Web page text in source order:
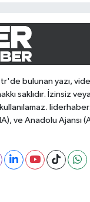
bulunan yazı,
saklıdır. İzinsiz
ve Anadolu Ajansı